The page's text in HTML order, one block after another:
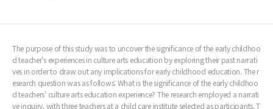
The purpose of this study was to uncover the significance of the early childhoo
d teacher's experiences in culture arts education by exploring their past narrati
ves in order to draw out any implications for early childhood education. The r
esearch question was as follows: What is the significance of the early childhoo
d teachers' culture arts education experience? The research employed a narrati
ve inquiry, with three teachers at a child care institute selected as participants. T